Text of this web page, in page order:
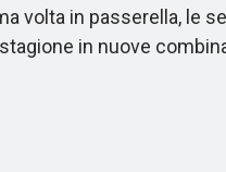
volta in passerella, le
in nuove